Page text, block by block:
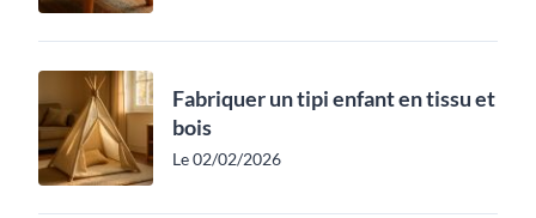
Fabriquer un tipi enfant en tissu et
bois
Le 02/02/2026